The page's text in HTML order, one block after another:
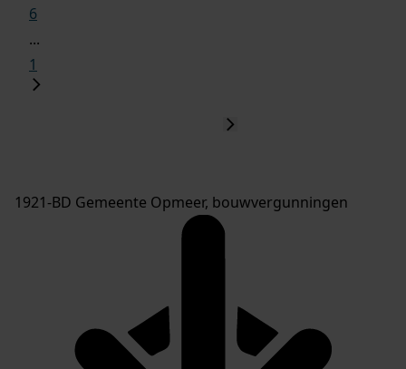
6
...
1
1921-BD Gemeente Opmeer, bouwvergunningen